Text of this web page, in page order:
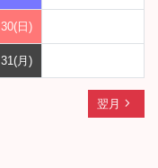
30(日)
31(月)
翌月 navigate_next